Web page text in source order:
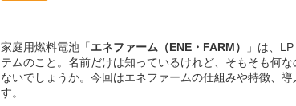
家庭用燃料電池「エネファーム（ENE・FARM）
」は、
テムのこと。名前だけは知っているけれど、そもそも何
ないでしょうか。今回はエネファームの仕組みや特徴、
す。